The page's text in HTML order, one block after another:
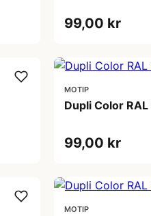
99,00 kr
MOTIP
Dupli Color
99,00 kr
MOTIP